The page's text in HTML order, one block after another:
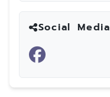
Social Media